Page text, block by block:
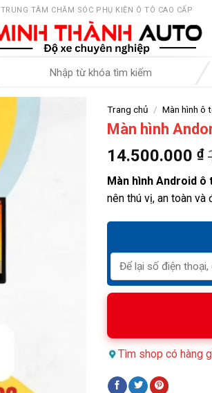
TRUNG TÂM CHĂM SÓC PHỤ KIỆN Ô TÔ CAO CẤP
Trang chủ / Màn hình ô
Màn hình
14.500.000 ₫
Màn hình Android ô
nên thú vị, an toàn và
Tìm shop có hàng